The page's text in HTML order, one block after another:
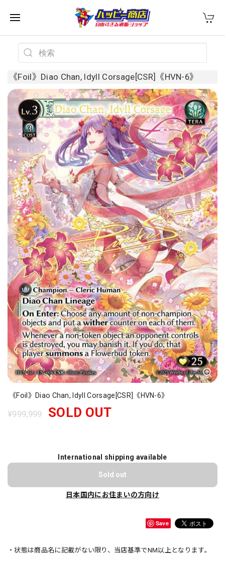
《Foil》Diao Chan, Idyll Corsage[CSR]《HVN-6》
《Foil》Diao Chan, Idyll Corsage[CSR]《HVN-6》
¥999,999 SOLD OUT
International shipping available
Sold out
日本国内にお住まいの方向け
Save
・状態は商品名に記載がない限り、当店基準でNM以上となります。